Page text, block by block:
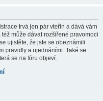
trvá jen pár vteřin a dává vám
může dávat rozšířené pravomoci
ujistěte, že jste se obeznámili
pravidly a ujednáními. Také se
se na fóru objeví.